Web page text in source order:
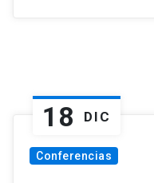
18 DIC
Conferencias